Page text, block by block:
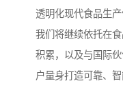
透明化现代食品生产
我们将继续依托在
积累，以及与国际
户量身打造可靠、